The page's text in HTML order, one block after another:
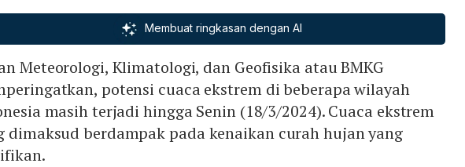
Membuat ringkasan dengan AI
Meteorologi, Klimatologi, dan Geofisika atau BMKG
potensi cuaca ekstrem di beberapa wilayah
masih terjadi hingga Senin (18/3/2024). Cuaca ekstrem
dimaksud berdampak pada kenaikan curah hujan yang